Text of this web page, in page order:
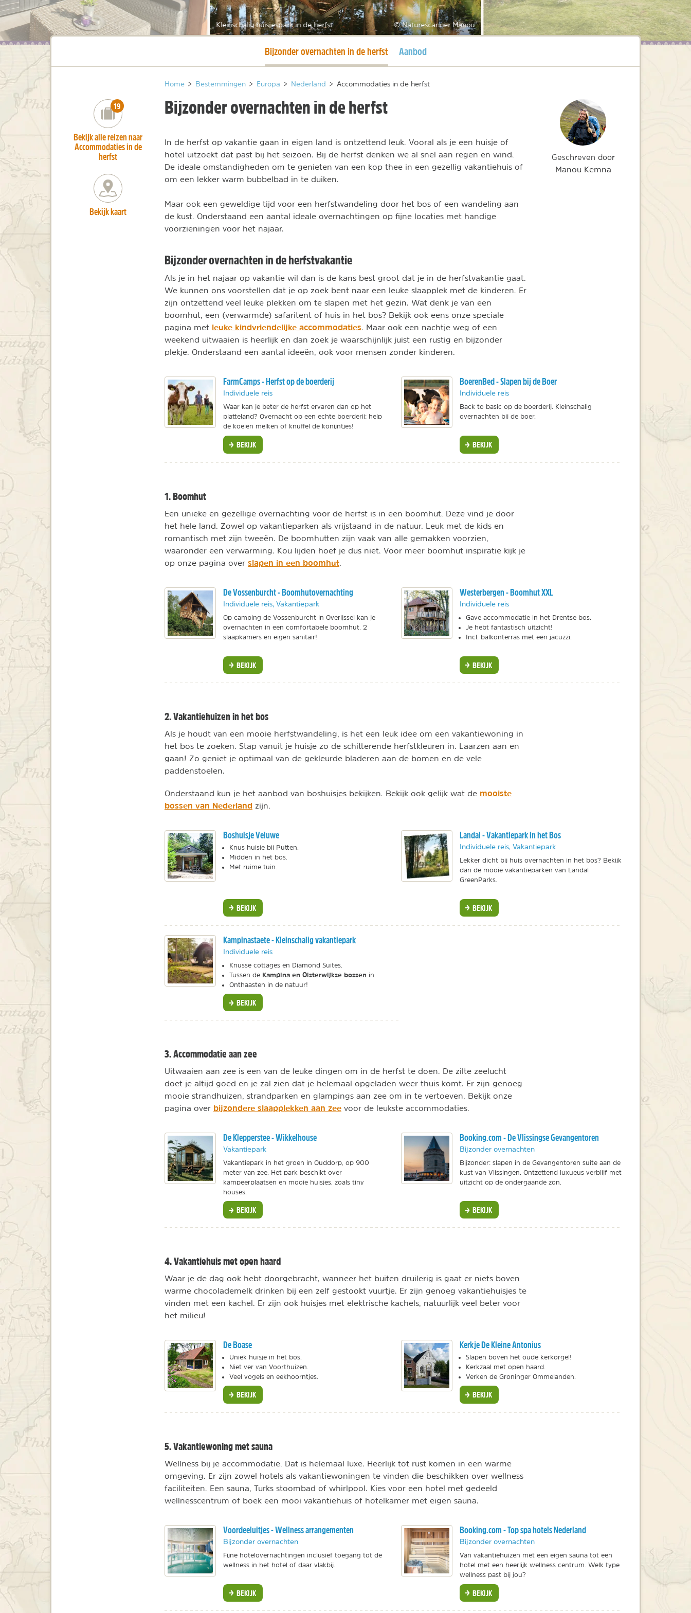
Kleinschalig huisjespark in de herfst © Naturescanner Manou
Huidige pagina
Bijzonder overnachten in de herfst Aanbod
Home > Bestemmingen > Europa > Nederland > Accommodaties in de herfst
Bijzonder overnachten in de herfst
In de herfst op vakantie gaan in eigen land is ontzettend leuk. Vooral als je een huisje of
hotel uitzoekt dat past bij het seizoen. Bij de herfst denken we al snel aan regen en wind.
De ideale omstandigheden om te genieten van een kop thee in een gezellig vakantiehuis of
om een lekker warm bubbelbad in te duiken.
Maar ook een geweldige tijd voor een herfstwandeling door het bos of een wandeling aan
de kust. Onderstaand een aantal ideale overnachtingen op fijne locaties met handige
voorzieningen voor het najaar.
Bijzonder overnachten in de herfstvakantie
Als je in het najaar op vakantie wil dan is de kans best groot dat je in de herfstvakantie gaat.
We kunnen ons voorstellen dat je op zoek bent naar een leuke slaapplek met de kinderen. Er
zijn ontzettend veel leuke plekken om te slapen met het gezin. Wat denk je van een
boomhut, een (verwarmde) safaritent of huis in het bos? Bekijk ook eens onze speciale
pagina met leuke kindvriendelijke accommodaties. Maar ook een nachtje weg of een
weekend uitwaaien is heerlijk en dan zoek je waarschijnlijk juist een rustig en bijzonder
plekje. Onderstaand een aantal ideeën, ook voor mensen zonder kinderen.
FarmCamps - Herfst op de boerderij
Individuele reis
Waar kan je beter de herfst ervaren dan op het
platteland? Overnacht op een echte boerderij: help
de koeien melken of knuffel de konijntjes!
BEKIJK
BoerenBed - Slapen bij de Boer
Individuele reis
Back to basic op de boerderij. Kleinschalig
overnachten bij de boer.
BEKIJK
1. Boomhut
Een unieke en gezellige overnachting voor de herfst is in een boomhut. Deze vind je door
het hele land. Zowel op vakantieparken als vrijstaand in de natuur. Leuk met de kids en
romantisch met zijn tweeën. De boomhutten zijn vaak van alle gemakken voorzien,
waaronder een verwarming. Kou lijden hoef je dus niet. Voor meer boomhut inspiratie kijk je
op onze pagina over slapen in een boomhut
De Vossenburcht - Boomhutovernachting
Individuele reis, Vakantiepark
Op camping de Vossenburcht in Overijssel kan je
overnachten in een comfortabele boomhut. 2
slaapkamers en eigen sanitair!
BEKIJK
Westerbergen - Boomhut XXL
Individuele reis
Gave accommodatie in het Drentse bos.
Je hebt fantastisch uitzicht!
Incl. balkonterras met een jacuzzi.
BEKIJK
2. Vakantiehuizen in het bos
Als je houdt van een mooie herfstwandeling, is het een leuk idee om een vakantiewoning in
het bos te zoeken. Stap vanuit je huisje zo de schitterende herfstkleuren in. Laarzen aan en
gaan! Zo geniet je optimaal van de gekleurde bladeren aan de bomen en de vele
paddenstoelen.
Onderstaand kun je het aanbod van boshuisjes bekijken. Bekijk ook gelijk wat de mooiste
bossen van Nederland zijn.
Boshuisje Veluwe
Knus huisje bij Putten.
Midden in het bos.
Met ruime tuin.
BEKIJK
Landal - Vakantiepark in het Bos
Individuele reis, Vakantiepark
Lekker dicht bij huis overnachten in het bos? Bekijk
dan de mooie vakantieparken van Landal
GreenParks.
BEKIJK
Kampinastaete - Kleinschalig vakantiepark
Individuele reis
Knusse cottages en Diamond Suites.
Tussen de Kampina en Oisterwijkse bossen in.
Onthaasten in de natuur!
BEKIJK
3. Accommodatie aan zee
Uitwaaien aan zee is een van de leuke dingen om in de herfst te doen. De zilte zeelucht
doet je altijd goed en je zal zien dat je helemaal opgeladen weer thuis komt. Er zijn genoeg
mooie strandhuizen, strandparken en glampings aan zee om in te vertoeven. Bekijk onze
pagina over bijzondere slaapplekken aan zee voor de leukste accommodaties.
De Klepperstee - Wikkelhouse
Vakantiepark
Vakantiepark in het groen in Ouddorp, op 900
meter van zee. Het park beschikt over
kampeerplaatsen en mooie huisjes, zoals tiny
houses.
BEKIJK
Booking.com - De Vlissingse Gevangentoren
Bijzonder overnachten
Bijzonder: slapen in de Gevangentoren suite aan de
kust van Vlissingen. Ontzettend luxueus verblijf met
uitzicht op de ondergaande zon.
BEKIJK
4. Vakantiehuis met open haard
Waar je de dag ook hebt doorgebracht, wanneer het buiten druilerig is gaat er niets boven
warme chocolademelk drinken bij een zelf gestookt vuurtje. Er zijn genoeg vakantiehuisjes te
vinden met een kachel. Er zijn ook huisjes met elektrische kachels, natuurlijk veel beter voor
het milieu!
De Boase
Uniek huisje in het bos.
Niet ver van Voorthuizen.
Veel vogels en eekhoorntjes.
BEKIJK
Kerkje De Kleine Antonius
Slapen boven het oude kerkorgel!
Kerkzaal met open haard.
Verken de Groninger Ommelanden.
BEKIJK
5. Vakantiewoning met sauna
Wellness bij je accommodatie. Dat is helemaal luxe. Heerlijk tot rust komen in een warme
omgeving. Er zijn zowel hotels als vakantiewoningen te vinden die beschikken over wellness
faciliteiten. Een sauna, Turks stoombad of whirlpool. Kies voor een hotel met gedeeld
wellnesscentrum of boek een mooi vakantiehuis of hotelkamer met eigen sauna.
Voordeeluitjes - Wellness arrangementen
Bijzonder overnachten
Fijne hotelovernachtingen inclusief toegang tot de
wellness in het hotel of daar vlakbij.
BEKIJK
Booking.com - Top spa hotels Nederland
Bijzonder overnachten
Van vakantiehuizen met een eigen sauna tot een
hotel met een heerlijk wellness centrum. Welk type
wellness past bij jou?
BEKIJK
number_of_trips:
19
Bekijk alle reizen naar
Accommodaties in de
herfst
Bekijk kaart
Geschreven door
Manou Kemna